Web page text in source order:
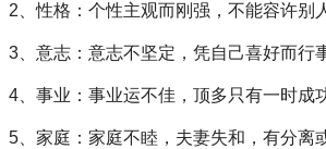
2、性格：个性主观而刚强，不能容许别
3、意志：意志不坚定，凭自己喜好而行
4、事业：事业运不佳，顶多只有一时成
5、家庭：家庭不睦，夫妻失和，有分离